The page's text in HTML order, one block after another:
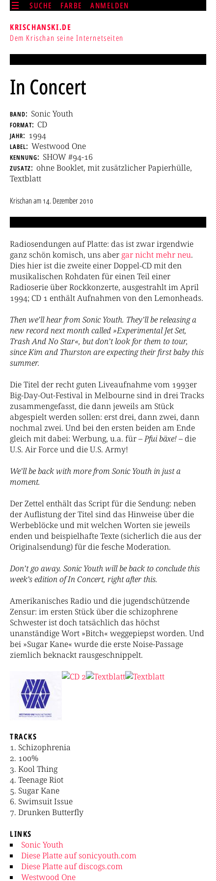
SUCHE FARBE ANMELDEN
KRISCHANSKI.DE
Dem Krischan seine Internetseiten
In Concert
band Sonic Youth
format CD
jahr 1994
label Westwood One
kennung SHOW #94-16
zusatz ohne Booklet, mit zusätzlicher Papierhülle,
Textblatt
Krischanam14. Dezember 2010
Radiosendungen auf Platte: das ist zwar irgendwie
ganz schön komisch, uns aber gar nichtmehr neu.
Dies hier ist die zweite einer Doppel-CD mit den
musikalischen Rohdaten für einen Teil einer
Radioserie über Rockkonzerte, ausgestrahlt im April
1994; CD 1 enthält Aufnahmen von den Lemonheads.
Then we’ll hear from Sonic Youth. They’ll be releasing a
new record next month called »Experimental Jet Set,
Trash And No Star«, but don’t look for them to tour,
since Kim and Thurston are expecting their first baby this
summer.
Die Titel der recht guten Liveaufnahme vom 1993er
Big-Day-Out-Festival in Melbourne sind in drei Tracks
zusammengefasst, die dann jeweils am Stück
abgespielt werden sollen: erst drei, dann zwei, dann
nochmal zwei. Und bei den ersten beiden am Ende
gleich mit dabei: Werbung, u.a. für –Pfui bäxe!– die
U.S. Air Force und die U.S. Army!
We’ll be back with more from Sonic Youth in just a
moment.
Der Zettel enthält das Script für die Sendung: neben
der Auflistung der Titel sind das Hinweise über die
Werbeblöcke und mit welchen Worten sie jeweils
enden und beispielhafte Texte (sicherlich die aus der
Originalsendung) für die fesche Moderation.
Don’t go away. Sonic Youth will be back to conclude this
week’s edition of In Concert, right after this.
Amerikanisches Radio und die jugendschützende
Zensur: im ersten Stück über die schizophrene
Schwester ist doch tatsächlich das höchst
unanständige Wort »Bitch« weggepiepst worden. Und
bei »Sugar Kane« wurde die erste Noise-Passage
ziemlich beknackt rausgeschnippelt.
TRACKS
Schizophrenia
100%
Kool Thing
Teenage Riot
Sugar Kane
Swimsuit Issue
Drunken Butterfly
LINKS
Sonic Youth
Diese Platte auf sonicyouth.com
Diese Platte auf discogs.com
Westwood One